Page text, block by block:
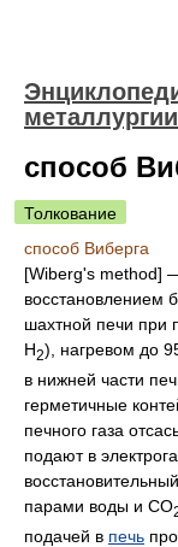
металлургии
способ
Толкование
способ Виберга
[Wiberg's method]
восстановлением
шахтной печи при
H2), нагревом до
в нижней части
герметичные
печного газа
подают в
восстановительный
парами воды и СО
подачей в печь